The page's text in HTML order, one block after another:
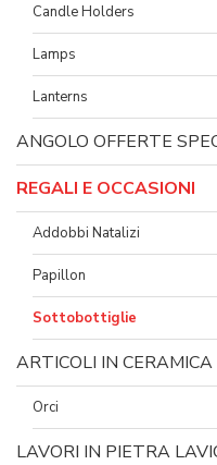
Candle Holders
Lamps
Lanterns
ANGOLO OFFERTE
REGALI E OCCASIONI
Addobbi Natalizi
Papillon
Sottobottiglie
ARTICOLI IN
Orci
LAVORI IN PIETRA